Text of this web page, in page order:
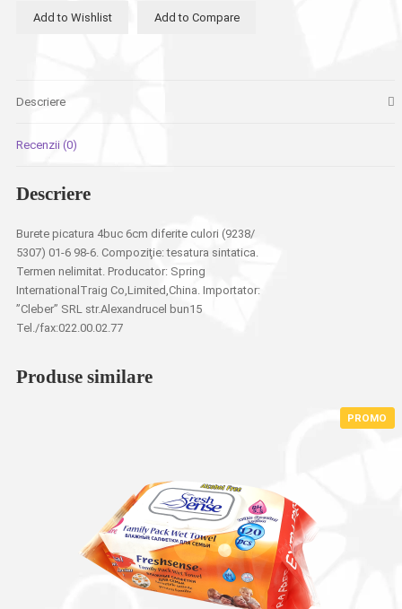
diferite
Add to Wishlist Add to Compare
Descriere
Recenzii (0)
Descriere
Burete picatura 4buc 6cm diferite culori (9238/
5307) 01-6 98-6. Compoziţie: tesatura sintatica.
Termen nelimitat. Producator: Spring
InternationalTraig Co,Limited,China. Importator:
”Cleber” SRL str.Alexandrucel bun15
Tel./fax:022.00.02.77
Produse similare
PROMO